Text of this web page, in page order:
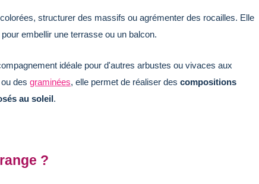
structurer des massifs ou agrémenter des rocailles. Elle
pour embellir une terrasse ou un balcon.
idéale pour d'autres arbustes ou vivaces aux
ou des graminées, elle permet de réaliser des compositions
au soleil.
?